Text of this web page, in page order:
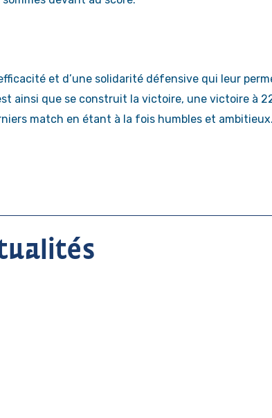
et d’une solidarité défensive qui leur
ainsi que se construit la victoire, une victoire à
match en étant à la fois humbles et ambitieux.